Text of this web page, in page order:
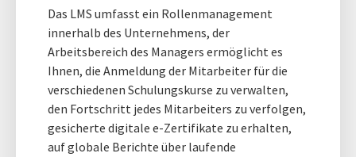
Das LMS umfasst ein Rollenmanagement
innerhalb des Unternehmens, der
Arbeitsbereich des Managers ermöglicht es
Ihnen, die Anmeldung der Mitarbeiter für die
verschiedenen Schulungskurse zu verwalten,
den Fortschritt jedes Mitarbeiters zu verfolgen,
gesicherte digitale e-Zertifikate zu erhalten,
auf globale Berichte über laufende